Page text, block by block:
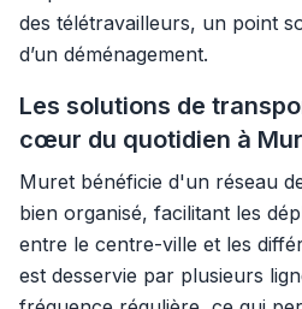
des télétravailleurs, un point
d’un déménagement.
Les solutions de
cœur du quotidien à
Muret bénéficie d'un réseau
bien organisé, facilitant les
entre le centre-ville et les
est desservie par plusieurs